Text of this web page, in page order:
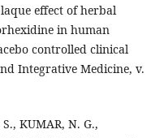
effect of herbal
in human
controlled clinical
Integrative Medicine, v.
KUMAR, N. G.,